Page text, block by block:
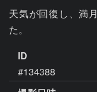
天気が回復し、満
た。
ID
#134388